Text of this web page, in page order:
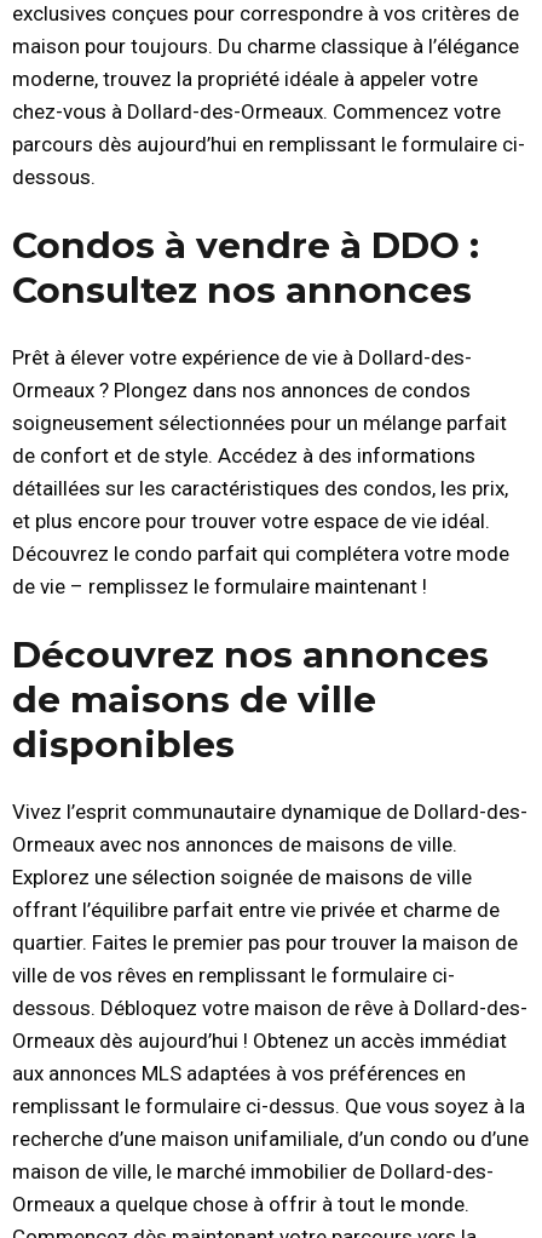
exclusives conçues pour correspondre à vos critères de
maison pour toujours. Du charme classique à l’élégance
moderne, trouvez la propriété idéale à appeler votre
chez-vous à Dollard-des-Ormeaux. Commencez votre
parcours dès aujourd’hui en remplissant le formulaire ci-
dessous.
Condos à vendre à DDO :
Consultez nos annonces
Prêt à élever votre expérience de vie à Dollard-des-
Ormeaux ? Plongez dans nos annonces de condos
soigneusement sélectionnées pour un mélange parfait
de confort et de style. Accédez à des informations
détaillées sur les caractéristiques des condos, les prix,
et plus encore pour trouver votre espace de vie idéal.
Découvrez le condo parfait qui complétera votre mode
de vie – remplissez le formulaire maintenant !
Découvrez nos annonces
de maisons de ville
disponibles
Vivez l’esprit communautaire dynamique de Dollard-des-
Ormeaux avec nos annonces de maisons de ville.
Explorez une sélection soignée de maisons de ville
offrant l’équilibre parfait entre vie privée et charme de
quartier. Faites le premier pas pour trouver la maison de
ville de vos rêves en remplissant le formulaire ci-
dessous. Débloquez votre maison de rêve à Dollard-des-
Ormeaux dès aujourd’hui ! Obtenez un accès immédiat
aux annonces MLS adaptées à vos préférences en
remplissant le formulaire ci-dessus. Que vous soyez à la
recherche d’une maison unifamiliale, d’un condo ou d’une
maison de ville, le marché immobilier de Dollard-des-
Ormeaux a quelque chose à offrir à tout le monde.